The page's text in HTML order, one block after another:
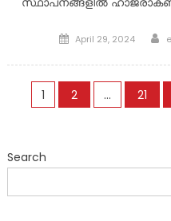
Posted
April 29, 2024
Posts
1 2 … 21
Search